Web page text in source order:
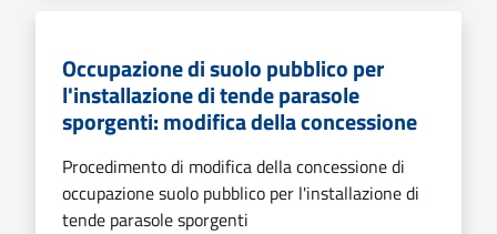
Occupazione di suolo pubblico per
l'installazione di tende parasole
sporgenti: modifica della concessione
Procedimento di modifica della concessione di
occupazione suolo pubblico per l'installazione di
tende parasole sporgenti